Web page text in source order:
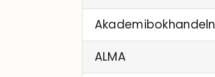
Akademibokhandeln
ALMA